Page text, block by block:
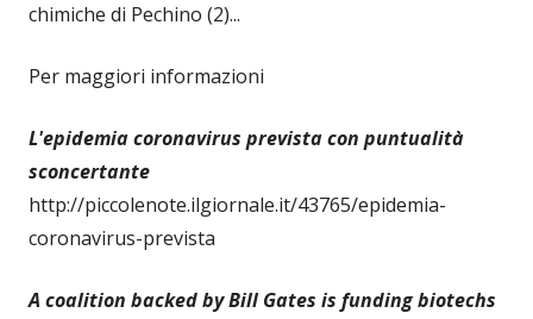
chimiche di Pechino (2)...
Per maggiori informazioni
L'epidemia coronavirus prevista con puntualità
sconcertante
http://piccolenote.ilgiornale.it/43765/epidemia-
coronavirus-prevista
A coalition backed by Bill Gates is funding biotechs